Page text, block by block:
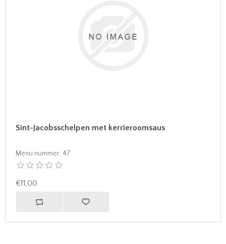
Sint-Jacobsschelpen met kerrieroomsaus
Menu nummer: 47
€11,00